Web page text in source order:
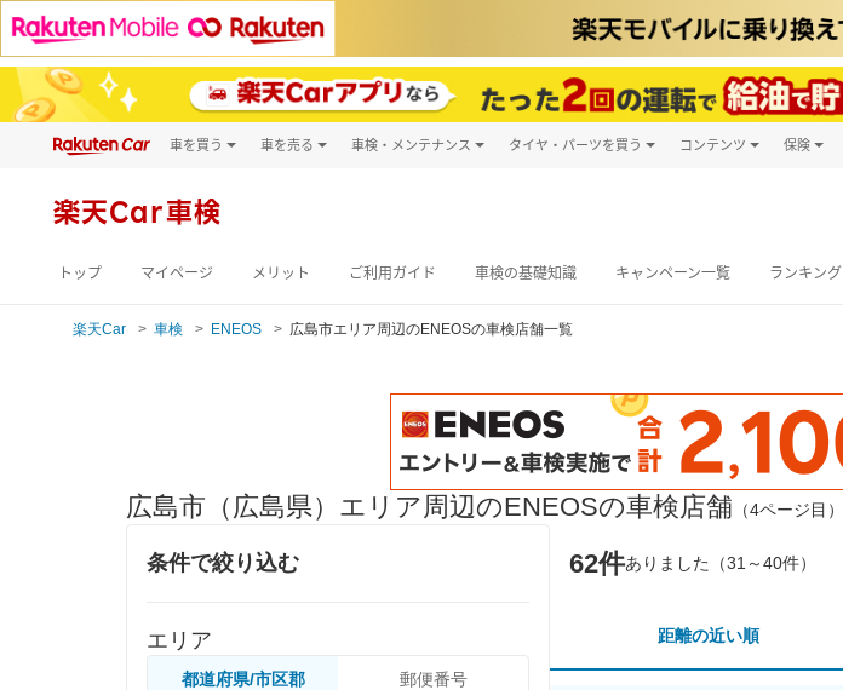
車を買う
新車
車を売る 車検・メンテナンス タイヤ・パーツを買う コンテンツ 保険
楽天Car車検
トップ マイページ メリット ご利用ガイド 車検の基礎知識 キャンペーン一覧 ランキング
楽天Car 車検 ENEOS 広島市エリア周辺のENEOSの車検店舗一覧
広島市（広島県）エリア周辺のENEOSの車検店舗 （4ページ目）
条件で絞り込む
エリア
都道府県/市区郡 郵便番号
62件ありました（31～40件）
距離の近い順